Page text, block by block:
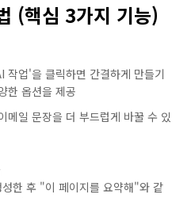
(핵심 3가지 기능)
작업'을 클릭하면 간결하게 만들기
한 옵션을 제공
메일 문장을 더 부드럽게 바꿀 수 있
한 후 "이 페이지를 요약해"와 같